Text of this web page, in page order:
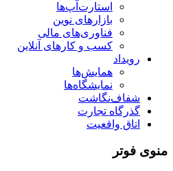
استارت‌آپ‌ها
بازارهای نوین
فناوری‌های مالی
کسب و کارهای آنلاین
رویداد
همایش‌ها
نمایشگاه‌ها
شفاف‌نگاشت
گذرگاه تجارت
اتاق واقعیت
منوی فوتر